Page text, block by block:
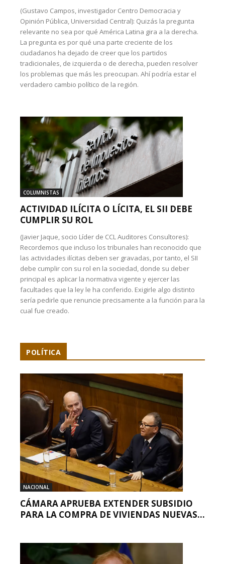
(Gustavo Campos, investigador Centro Democracia y
Opinión Pública, Universidad Central): Quizás la pregunta
relevante no sea por qué América Latina gira a la derecha.
La pregunta es por qué una parte creciente de los
ciudadanos ha dejado de creer que los partidos
tradicionales, de izquierda o de derecha, pueden resolver
los problemas que más les preocupan. Ahí podría estar el
verdadero cambio político de la región.
COLUMNISTAS
ACTIVIDAD ILÍCITA O LÍCITA, EL SII DEBE
CUMPLIR SU ROL
(Javier Jaque, socio Líder de CCL Auditores Consultores):
Recordemos que incluso los tribunales han reconocido que
las actividades ilícitas deben ser gravadas, por tanto, el SII
debe cumplir con su rol en la sociedad, donde su deber
principal es aplicar la normativa vigente y ejercer las
facultades que la ley le ha conferido. Exigirle algo distinto
sería pedirle que renuncie precisamente a la función para la
cual fue creado.
POLÍTICA
NACIONAL
CÁMARA APRUEBA EXTENDER SUBSIDIO
PARA LA COMPRA DE VIVIENDAS NUEVAS...